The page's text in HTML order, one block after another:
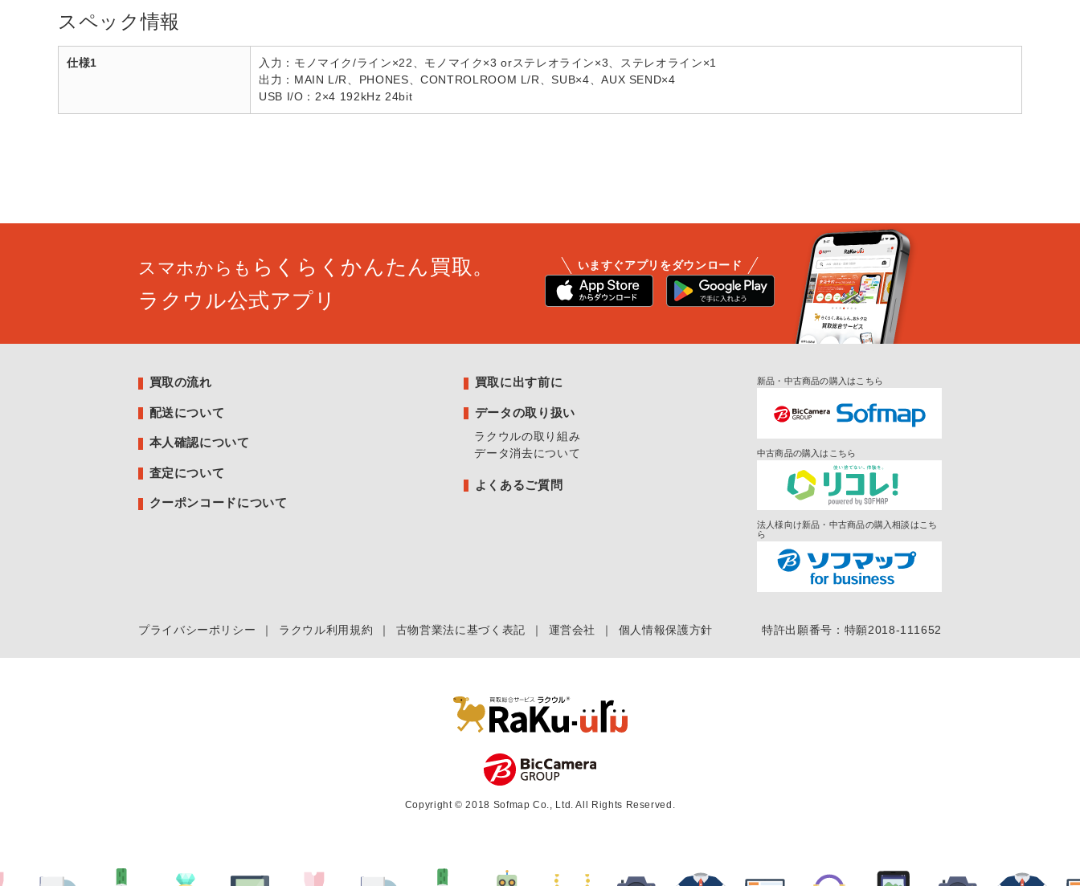
スペック情報
仕様1
入力：モノマイク/ライン×22、モノマイク×3 orステレオライン×3、ステレオライン×1
出力：MAIN L/R、PHONES、CONTROLROOM L/R、SUB×4、AUX SEND×4
USB I/O：2×4 192kHz 24bit
スマホからも らくらくかんたん買取。
ラクウル公式アプリ
いますぐアプリをダウンロード
買取の流れ
配送について
本人確認について
査定について
クーポンコードについて
買取に出す前に
データの取り扱い
ラクウルの取り組み
データ消去について
よくあるご質問
新品・中古商品の購入はこちら
中古商品の購入はこちら
法人様向け新品・中古商品の購入相談はこち
ら
プライバシーポリシー ｜ ラクウル利用規約 ｜ 古物営業法に基づく表記 ｜ 運営会社 ｜ 個人情報保護方針 特許出願番号：特願2018-111652
Copyright © 2018 Sofmap Co., Ltd. All Rights Reserved.